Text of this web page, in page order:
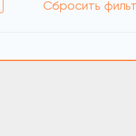
Сбросить